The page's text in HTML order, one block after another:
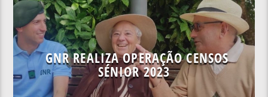
NOTÍCIAS NACIONAIS
GNR REALIZA OPERAÇÃO CENSOS
SÉNIOR 2023